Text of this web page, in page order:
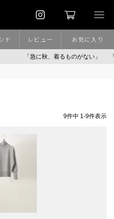
「急に秋、着るものがない」 「
ド レビュー お気に入り
9件中 1-9件表示